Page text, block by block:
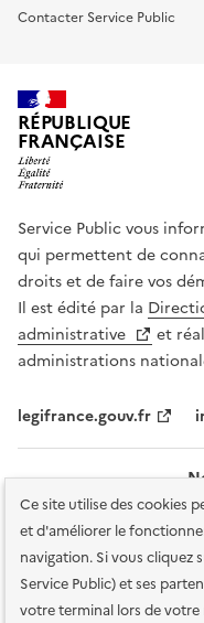
Ce site utilise des cookies
et d'améliorer le
navigation. Si vous cliquez
Service Public) et ses
votre terminal lors de votre
Contacter Service Public
RÉPUBLIQUE
FRANÇAISE
Service Public vous
qui permettent de
droits et de faire vos
Il est édité par la
administrative
et
administrations
legifrance.gouv.fr
Plan du site Accessibilité :